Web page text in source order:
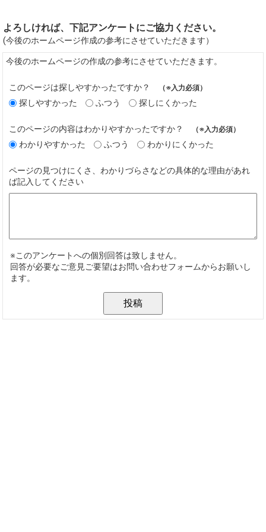
よろしければ、下記アンケートにご協力ください。
(今後のホームページ作成の参考にさせていただきます）
今後のホームページの作成の参考にさせていただきます。
このページは探しやすかったですか？ （※入力必須）
探しやすかった ふつう 探しにくかった
このページの内容はわかりやすかったですか？ （※入力必須）
わかりやすかった ふつう わかりにくかった
ページの見つけにくさ、わかりづらさなどの具体的な理由があれ
ば記入してください
※このアンケートへの個別回答は致しません。
回答が必要なご意見ご要望はお問い合わせフォームからお願いし
ます。